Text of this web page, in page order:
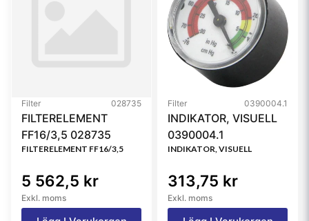
Filter 028735
FILTERELEMENT
FF16/3,5 028735
FILTERELEMENT FF16/3,5
5 562,5 kr
Exkl. moms
Filter 0390004.1
INDIKATOR, VISUELL
0390004.1
INDIKATOR, VISUELL
313,75 kr
Exkl. moms